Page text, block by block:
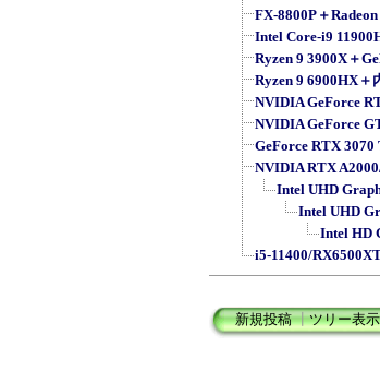
FX-8800P＋
Intel Core-i9
Ryzen 9 3900X＋
Ryzen 9 6900HX＋
NVIDIA GeForce
NVIDIA GeForce
GeForce RTX 3070
NVIDIA RTX
Intel UHD
Intel UHD
Intel HD
i5-11400/
新規投稿┃ツリー表示